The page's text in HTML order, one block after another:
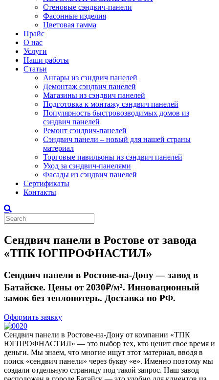
Стеновые сэндвич-панели
Фасонные изделия
Цветовая гамма
Прайс
О нас
Услуги
Наши работы
Статьи
Ангары из сэндвич панелей
Демонтаж сэндвич панелей
Магазины из сэндвич панелей
Подготовка к монтажу сэндвич панелей
Популярность быстровозводимых домов из
сэндвич панелей
Ремонт сэндвич-панелей
Сэндвич панели – новый для нашей страны
материал
Торговые павильоны из сэндвич панелей
Уход за сэндвич-панелями
Фасады из сэндвич панелей
Сертификаты
Контакты
Сендвич панели в Ростове от завода
«ТПК ЮГПРОФНАСТИЛ»
Сендвич панели в Ростове-на-Дону — завод в
Батайске. Цены от 2030₽/м². Инновационный
замок без теплопотерь. Доставка по РФ.
Оформить заявку
Сендвич панели в Ростове-на-Дону от компании «ТПК
ЮГПРОФНАСТИЛ» — это выбор тех, кто ценит свое время и
деньги. Мы знаем, что многие ищут этот материал, вводя в
поиск «сендвич панели» через букву «е». Именно поэтому мы
создали отдельную страницу под такой запрос. Наш завод